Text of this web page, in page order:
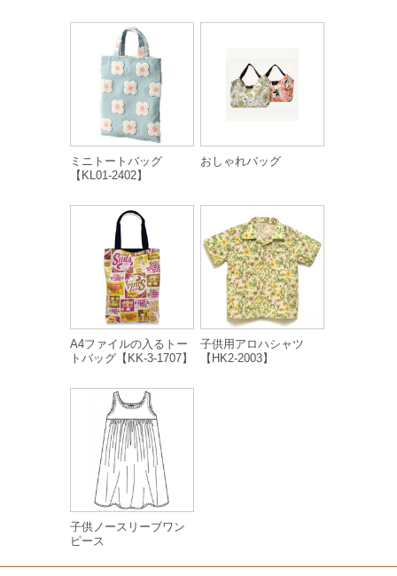
ミニトートバッグ
【KL01-2402】
おしゃれバッグ
A4ファイルの入るトー
トバッグ【KK-3-1707】
子供用アロハシャツ
【HK2-2003】
子供ノースリーブワン
ピース